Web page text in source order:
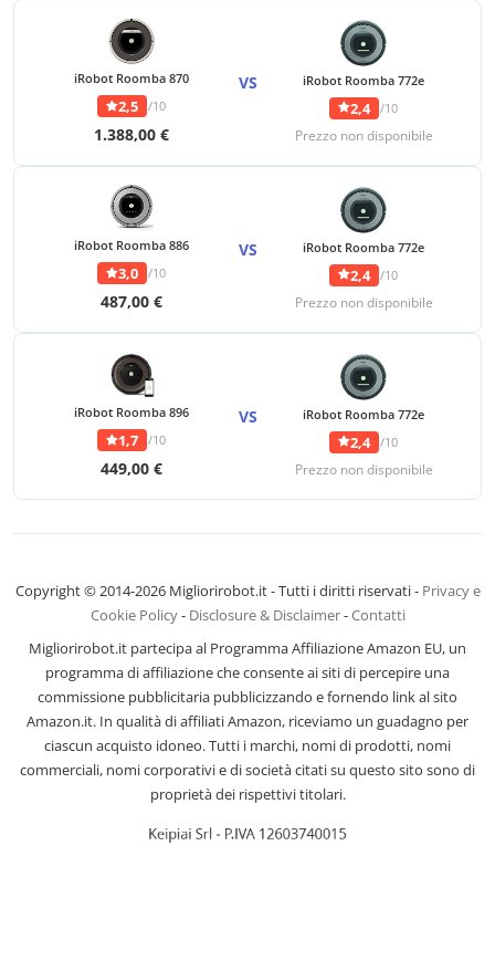
iRobot Roomba 870
2,5 /10
1.388,00 €
VS iRobot Roomba 772e
2,4 /10
Prezzo non disponibile
iRobot Roomba 886
3,0 /10
487,00 €
VS iRobot Roomba 772e
2,4 /10
Prezzo non disponibile
iRobot Roomba 896
1,7 /10
449,00 €
VS iRobot Roomba 772e
2,4 /10
Prezzo non disponibile
Copyright © 2014-2026 Migliorirobot.it - Tutti i diritti riservati - Privacy e
Cookie Policy- Disclosure & Disclaimer-Contatti
Migliorirobot.it partecipa al Programma Affiliazione Amazon EU, un
programma di affiliazione che consente ai siti di percepire una
commissione pubblicitaria pubblicizzando e fornendo link al sito
Amazon.it. In qualità di affiliati Amazon, riceviamo un guadagno per
ciascun acquisto idoneo. Tutti i marchi, nomi di prodotti, nomi
commerciali, nomi corporativi e di società citati su questo sito sono di
proprietà dei rispettivi titolari.